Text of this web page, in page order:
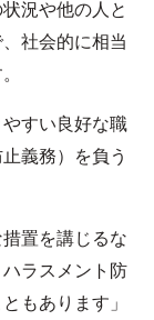
況や他の人と
社会的に相当
すい良好な職
義務）を負う
置を講じるな
ラスメント防
もあります」